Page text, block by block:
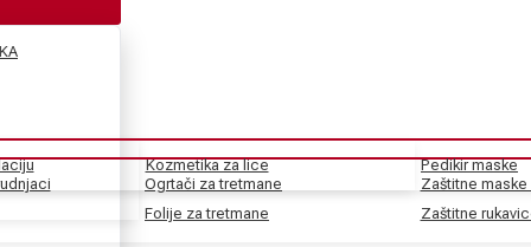
Ogrtači za tretmane
Folije za tretmane
Zaštitne
Zaštitne
Kozmetika za lice Pedikir maske